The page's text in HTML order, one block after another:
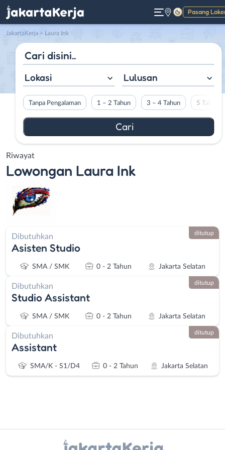
Pasang
Gelap
JakartaKerja > Laura Ink
Lokasi Lulusan
Tanpa Pengalaman 1 – 2 Tahun 3 – 4 Tahun 5 Tahun
Riwayat
Lowongan Laura Ink
Dibutuhkan
Asisten Studio
SMA / SMK 0 - 2 Tahun Jakarta Selatan
ditutup
Dibutuhkan
Studio Assistant
SMA / SMK 0 - 2 Tahun Jakarta Selatan
ditutup
Dibutuhkan
Assistant
SMA/K - S1/D4 0 - 2 Tahun Jakarta Selatan
ditutup
Administrasi
Bebas
X - Twitter Telegram